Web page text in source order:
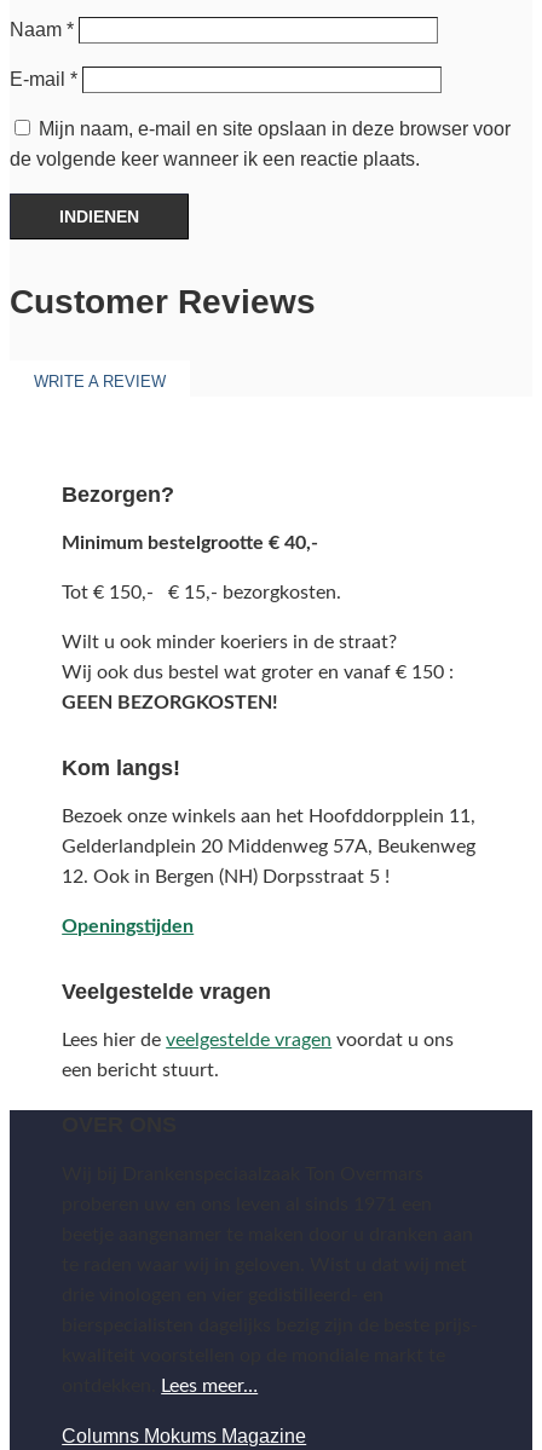
Naam *
E-mail *
Mijn naam, e-mail en site opslaan in deze browser voor
de volgende keer wanneer ik een reactie plaats.
INDIENEN
Customer Reviews
WRITE A REVIEW
Bezorgen?
Minimum bestelgrootte € 40,-
Tot € 150,- € 15,- bezorgkosten.
Wilt u ook minder koeriers in de straat?
Wij ook dus bestel wat groter en vanaf € 150 :
GEEN BEZORGKOSTEN!
Kom langs!
Bezoek onze winkels aan het Hoofddorpplein 11,
Gelderlandplein 20 Middenweg 57A, Beukenweg
12.Ook in Bergen (NH) Dorpsstraat 5 !
Openingstijden
Veelgestelde vragen
Lees hier deveelgestelde vragen voordat u ons
een bericht stuurt.
Lees meer…
Columns Mokums Magazine